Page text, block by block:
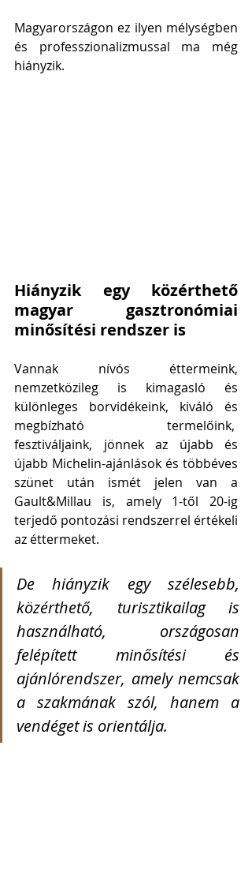
Magyarországon ez ilyen mélységben
és professzionalizmussal ma még
hiányzik.
Hiányzik egy közérthető
magyar gasztronómiai
minősítési rendszer is
Vannak nívós éttermeink,
nemzetközileg is kimagasló és
különleges borvidékeink, kiváló és
megbízható termelőink,
fesztiváljaink, jönnek az újabb és
újabb Michelin-ajánlások és többéves
szünet után ismét jelen van a
Gault&Millau is, amely 1-től 20-ig
terjedő pontozási rendszerrel értékeli
az éttermeket.
De hiányzik egy szélesebb,
közérthető, turisztikailag is
használható, országosan
felépített minősítési és
ajánlórendszer, amely nemcsak
a szakmának szól, hanem a
vendéget is orientálja.